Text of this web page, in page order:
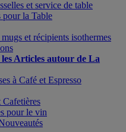
et service de table
pour la Table
et récipients isothermes
Articles autour de La
à Café et Espresso
Cafetières
pour le vin